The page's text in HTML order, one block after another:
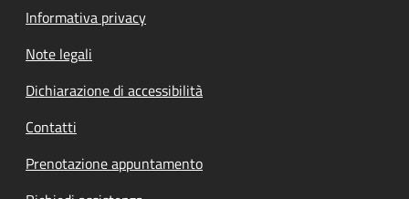
Informativa privacy
Note legali
Dichiarazione di accessibilità
Contatti
Prenotazione appuntamento